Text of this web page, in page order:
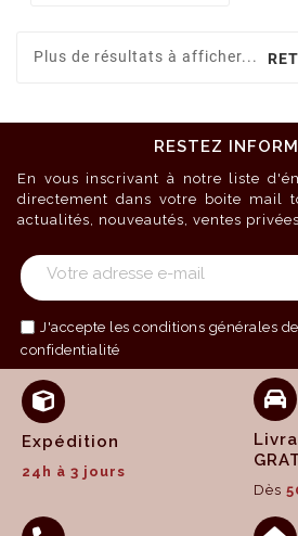
Plus de résultats à afficher...
RESTEZ
En vous inscrivant à notre liste
directement dans votre boite mail
actualités, nouveautés, ventes
J'accepte les conditions générales
confidentialité
Expédition
24h à 3 jours
Dès